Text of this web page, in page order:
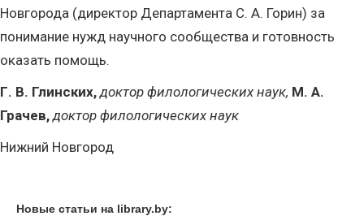
Новгорода (директор Департамента С. А. Горин) за
понимание нужд научного сообщества и готовность
оказать помощь.
Г. В. Глинских, доктор филологических наук, М. А.
Грачев, доктор филологических наук
Нижний Новгород
Новые статьи на library.by: